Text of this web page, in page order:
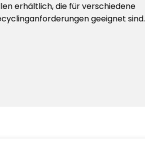
erhältlich, die für verschiedene
geeignet sind.